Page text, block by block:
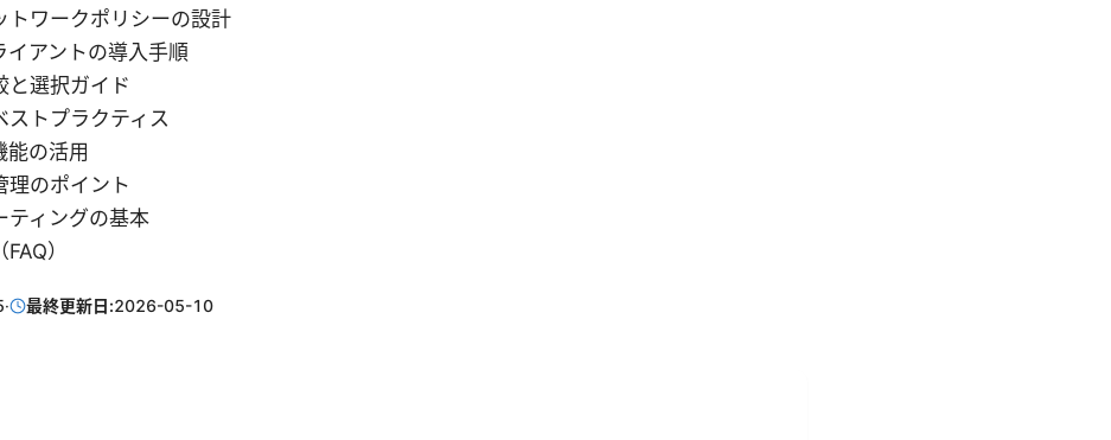
トワークポリシーの設計
イアントの導入手順
と選択ガイド
ストプラクティス
能の活用
理のポイント
ティングの基本
）
· 最終更新日:2026-05-10